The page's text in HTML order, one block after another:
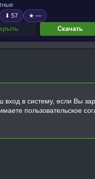
⬇ 57 ★ —
Скачать
в систему, если Вы
пользовательское